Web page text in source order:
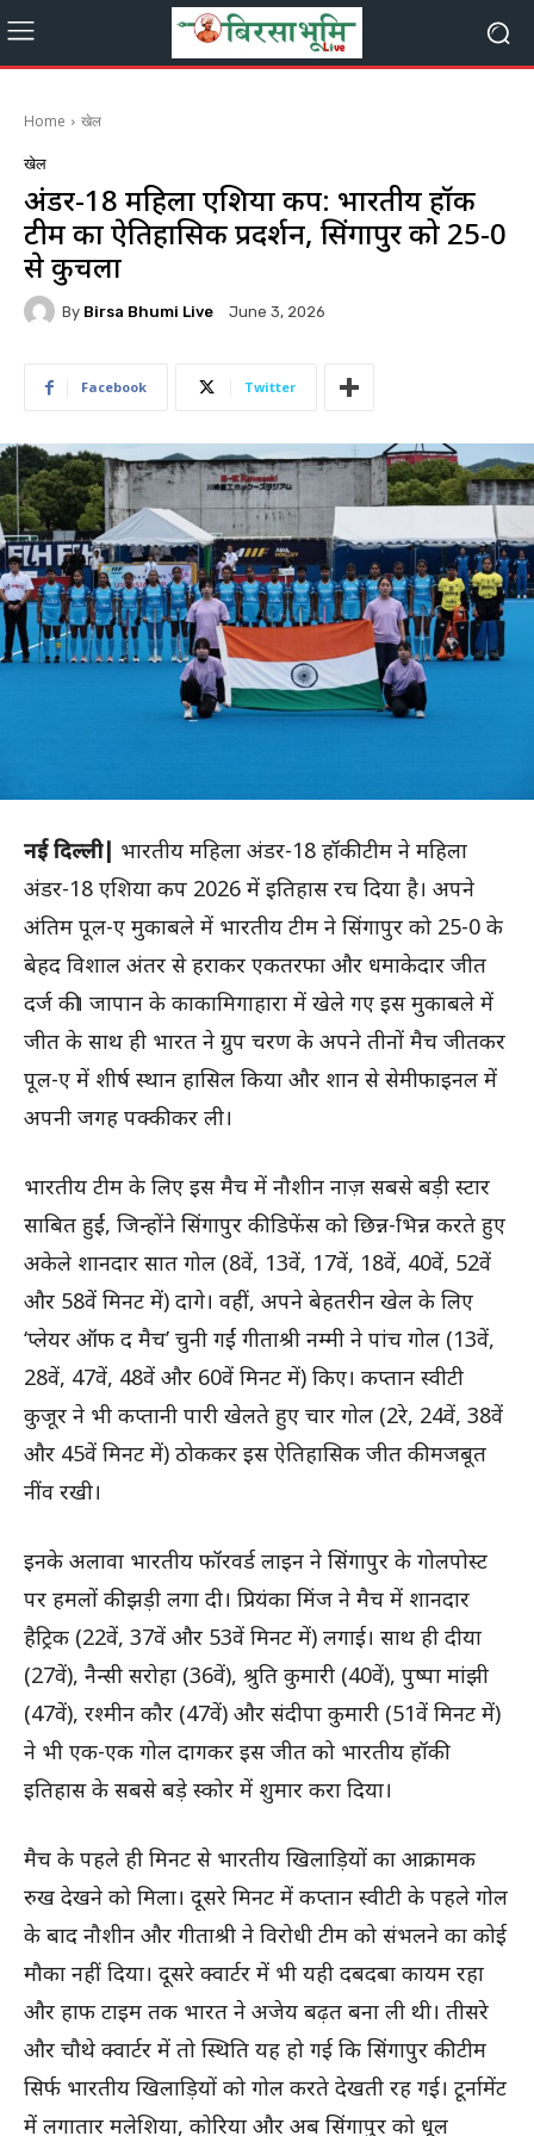
Home खेल
खेल
अंडर-18 महिला एशिया कप: भारतीय हॉकी
टीम का ऐतिहासिक प्रदर्शन, सिंगापुर को 25-0
से कुचला
By Birsa Bhumi Live June 3, 2026
Facebook Twitter
नई दिल्ली| भारतीय महिला अंडर-18 हॉकी टीम ने महिला
अंडर-18 एशिया कप 2026 में इतिहास रच दिया है। अपने
अंतिम पूल-ए मुकाबले में भारतीय टीम ने सिंगापुर को 25-0 के
बेहद विशाल अंतर से हराकर एकतरफा और धमाकेदार जीत
दर्ज की। जापान के काकामिगाहारा में खेले गए इस मुकाबले में
जीत के साथ ही भारत ने ग्रुप चरण के अपने तीनों मैच जीतकर
पूल-ए में शीर्ष स्थान हासिल किया और शान से सेमीफाइनल में
अपनी जगह पक्की कर ली।
भारतीय टीम के लिए इस मैच में नौशीन नाज़ सबसे बड़ी स्टार
साबित हुईं, जिन्होंने सिंगापुर की डिफेंस को छिन्न-भिन्न करते हुए
अकेले शानदार सात गोल (8वें, 13वें, 17वें, 18वें, 40वें, 52वें
और 58वें मिनट में) दागे। वहीं, अपने बेहतरीन खेल के लिए
‘प्लेयर ऑफ द मैच’ चुनी गईं गीताश्री नम्मी ने पांच गोल (13वें,
28वें, 47वें, 48वें और 60वें मिनट में) किए। कप्तान स्वीटी
कुजूर ने भी कप्तानी पारी खेलते हुए चार गोल (2रे, 24वें, 38वें
और 45वें मिनट में) ठोककर इस ऐतिहासिक जीत की मजबूत
नींव रखी।
इनके अलावा भारतीय फॉरवर्ड लाइन ने सिंगापुर के गोलपोस्ट
पर हमलों की झड़ी लगा दी। प्रियंका मिंज ने मैच में शानदार
हैट्रिक (22वें, 37वें और 53वें मिनट में) लगाई। साथ ही दीया
(27वें), नैन्सी सरोहा (36वें), श्रुति कुमारी (40वें), पुष्पा मांझी
(47वें), रश्मीन कौर (47वें) और संदीपा कुमारी (51वें मिनट में)
ने भी एक-एक गोल दागकर इस जीत को भारतीय हॉकी
इतिहास के सबसे बड़े स्कोर में शुमार करा दिया।
मैच के पहले ही मिनट से भारतीय खिलाड़ियों का आक्रामक
रुख देखने को मिला। दूसरे मिनट में कप्तान स्वीटी के पहले गोल
के बाद नौशीन और गीताश्री ने विरोधी टीम को संभलने का कोई
मौका नहीं दिया। दूसरे क्वार्टर में भी यही दबदबा कायम रहा
और हाफ टाइम तक भारत ने अजेय बढ़त बना ली थी। तीसरे
और चौथे क्वार्टर में तो स्थिति यह हो गई कि सिंगापुर की टीम
सिर्फ भारतीय खिलाड़ियों को गोल करते देखती रह गई। टूर्नामेंट
में लगातार मलेशिया, कोरिया और अब सिंगापुर को धूल